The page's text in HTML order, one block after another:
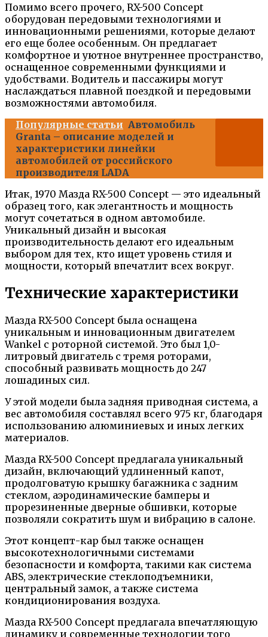
Помимо всего прочего, RX-500 Concept
оборудован передовыми технологиями и
инновационными решениями, которые делают
его еще более особенным. Он предлагает
комфортное и уютное внутреннее пространство,
оснащенное современными функциями и
удобствами. Водитель и пассажиры могут
наслаждаться плавной поездкой и передовыми
возможностями автомобиля.
Популярные статьи Автомобиль
Granta – описание моделей и
характеристики линейки
автомобилей от российского
производителя LADA
Итак, 1970 Мазда RX-500 Concept — это идеальный
образец того, как элегантность и мощность
могут сочетаться в одном автомобиле.
Уникальный дизайн и высокая
производительность делают его идеальным
выбором для тех, кто ищет уровень стиля и
мощности, который впечатлит всех вокруг.
Технические характеристики
Мазда RX-500 Concept была оснащена
уникальным и инновационным двигателем
Wankel с роторной системой. Это был 1,0-
литровый двигатель с тремя роторами,
способный развивать мощность до 247
лошадиных сил.
У этой модели была задняя приводная система, а
вес автомобиля составлял всего 975 кг, благодаря
использованию алюминиевых и иных легких
материалов.
Мазда RX-500 Concept предлагала уникальный
дизайн, включающий удлиненный капот,
продолговатую крышку багажника с задним
стеклом, аэродинамические бамперы и
прорезиненные дверные обшивки, которые
позволяли сократить шум и вибрацию в салоне.
Этот концепт-кар был также оснащен
высокотехнологичными системами
безопасности и комфорта, такими как система
ABS, электрические стеклоподъемники,
центральный замок, а также система
кондиционирования воздуха.
Мазда RX-500 Concept предлагала впечатляющую
динамику и современные технологии того